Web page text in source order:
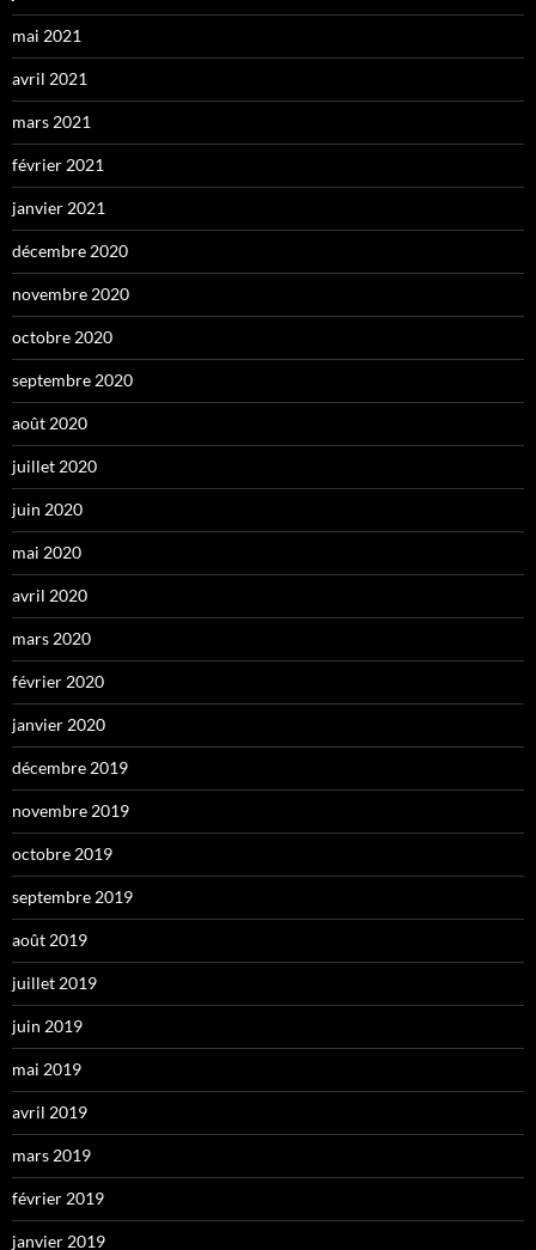
mai 2021
avril 2021
mars 2021
février 2021
janvier 2021
décembre 2020
novembre 2020
octobre 2020
septembre 2020
août 2020
juillet 2020
juin 2020
mai 2020
avril 2020
mars 2020
février 2020
janvier 2020
décembre 2019
novembre 2019
octobre 2019
septembre 2019
août 2019
juillet 2019
juin 2019
mai 2019
avril 2019
mars 2019
février 2019
janvier 2019